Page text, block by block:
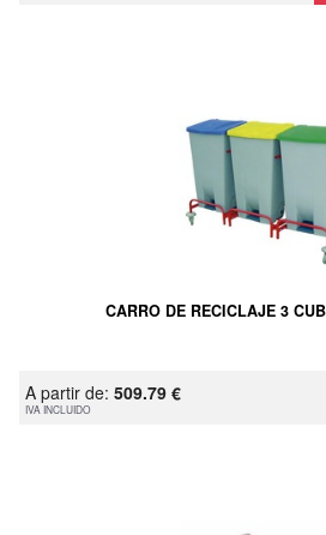
CARRO DE RECICLAJE 3
A partir de: 509.79 €
IVA INCLUIDO